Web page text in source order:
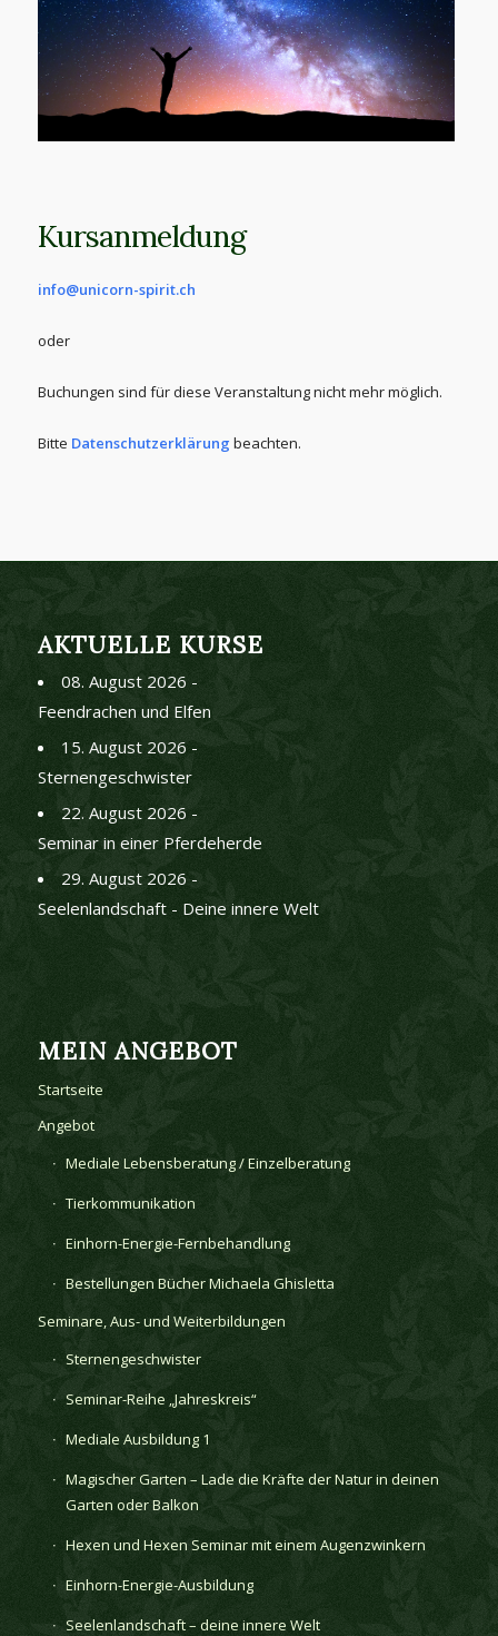
Kursanmeldung
info@unicorn-spirit.ch
oder
Buchungen sind für diese Veranstaltung nicht mehr möglich.
Bitte Datenschutzerklärung beachten.
AKTUELLE KURSE
08. August 2026 -
Feendrachen und Elfen
15. August 2026 -
Sternengeschwister
22. August 2026 -
Seminar in einer Pferdeherde
29. August 2026 -
Seelenlandschaft - Deine innere Welt
MEIN ANGEBOT
Startseite
Angebot
Mediale Lebensberatung / Einzelberatung
Tierkommunikation
Einhorn-Energie-Fernbehandlung
Bestellungen Bücher Michaela Ghisletta
Seminare, Aus- und Weiterbildungen
Sternengeschwister
Seminar-Reihe „Jahreskreis“
Mediale Ausbildung 1
Magischer Garten – Lade die Kräfte der Natur in deinen
Garten oder Balkon
Hexen und Hexen Seminar mit einem Augenzwinkern
Einhorn-Energie-Ausbildung
Seelenlandschaft – deine innere Welt